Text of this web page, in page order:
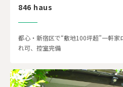
846 haus
都心・新宿区で“敷地100坪超”一軒家
れ可、控室完備